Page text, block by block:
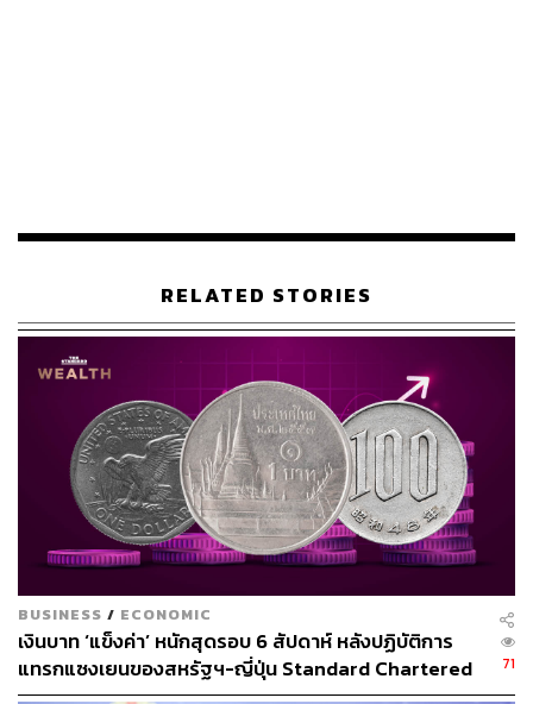
ระลอกแรก ซึ่งหากใช้ระยะเวลา 1 เดือน คาดว่าจะกระทบต่อ
กิจกรรมทางเศรษฐกิจและส่งผลกระทบราว
GDP
กรณีที่ 3 หากมาตรการปานกลางไม่ได้ผล ยังมีการระบาด
เพิ่มขึ้นจนทำให้ต้องใช้มาตรการเข้มงวด จะส่งผลยืดเยื้อกว่า
2 กรณีแรก อีกทั้งกระทบต่อการฟื้นตัวช่วงครึ่งปีหลัง ในภาพ
รวมคาดว่าจะส่งผลกระทบราว 3-4% ของ GDP
ขณะเดียวกันยังต้องติดตาม 3 ปัจจัยเพื่อประเมินผลกระทบ
เศรษฐกิจ ได้แก่ ประสิทธิผลของมาตรการรัฐบาลที่ออกมา
เพื่อพยุงเศรษฐกิจ การกระจายวัคซีนต้านโควิด-19 แผนการ
เปิดรับนักท่องเที่ยวต่างชาติ และความเป็นไปได้ที่จะกลับมา
แพร่ระบาดระลอกใหม่ โดยเฉพาะในช่วงครึ่งปีหลัง 2564
RELATED STORIES
BUSINESS / ECONOMIC
เงินบาท ‘แข็งค่า’ หนักสุดรอบ 6 สัปดาห์ หลังปฏิบัติการ
แทรกแซงเยนของสหรัฐฯ-ญี่ปุ่น Standard Chartered
เปิดเป้าสิ้นปีนี้จ่อแข็งต่อแตะ 32.50 บาทต่อดอลลาร์
71